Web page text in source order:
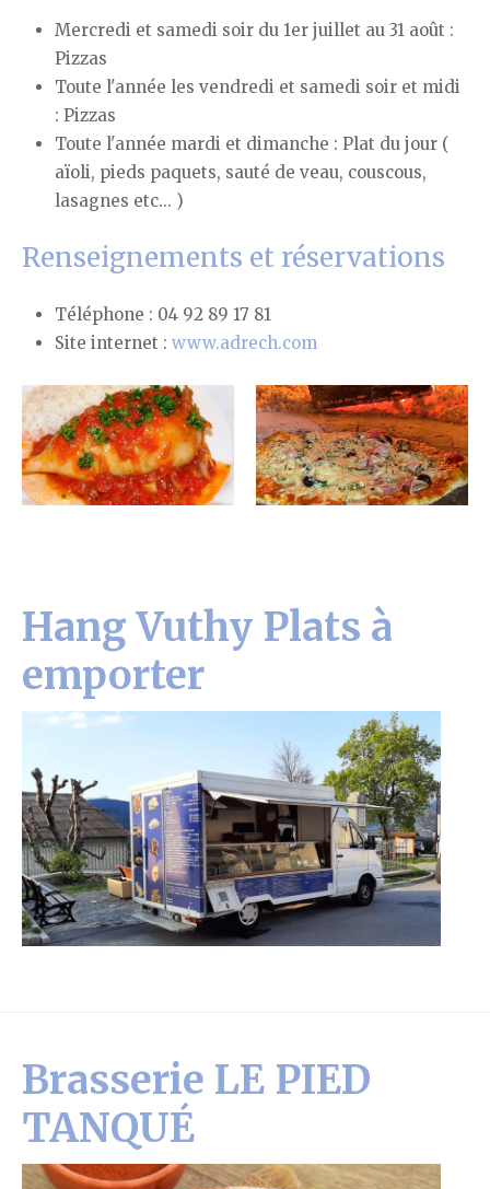
Mercredi et samedi soir du 1er juillet au 31 août :
Pizzas
Toute l'année les vendredi et samedi soir et midi
: Pizzas
Toute l'année mardi et dimanche : Plat du jour (
aïoli, pieds paquets, sauté de veau, couscous,
lasagnes etc... )
Renseignements et réservations
Téléphone : 04 92 89 17 81
Site internet : www.adrech.com
Hang Vuthy Plats à
emporter
Brasserie LE PIED
TANQUÉ